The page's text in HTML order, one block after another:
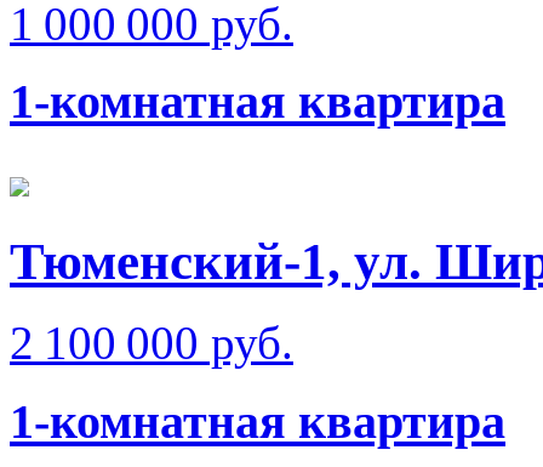
1 000 000 руб.
1-комнатная квартира
Тюменский-1, ул.
2 100 000 руб.
1-комнатная квартира